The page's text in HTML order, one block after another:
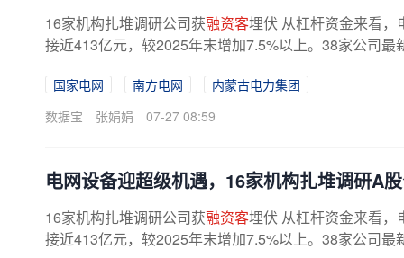
16家机构扎堆调研公司获融资客埋伏 从杠杆资金来看
接近413亿元，较2025年末增加7.5%以上。38家公司
国家电网 南方电网
内蒙古电力集团
数据宝
张娟娟 07-27 08:59
电网设备迎超级机遇，16家机构扎堆调研A
16家机构扎堆调研公司获融资客埋伏 从杠杆资金来看
接近413亿元，较2025年末增加7.5%以上。38家公司